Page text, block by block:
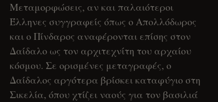
Μεταμορφώσεις, αν και παλαιότεροι
Έλληνες συγγραφείς όπως ο Απολλόδωρος
και ο Πίνδαρος αναφέρονται επίσης στον
Δαίδαλο ως τον αρχιτεχνίτη του αρχαίου
κόσμου. Σε ορισμένες μεταγραφές, ο
Δαίδαλος αργότερα βρίσκει καταφύγιο στη
Σικελία, όπου χτίζει ναούς για τον βασιλιά